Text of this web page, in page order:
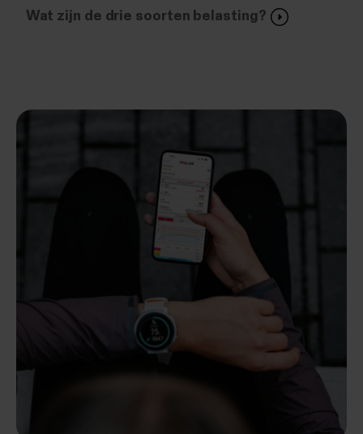
Wat zijn de drie soorten belasting?